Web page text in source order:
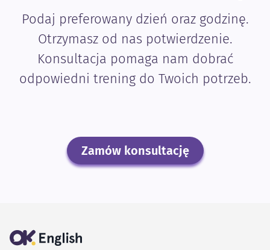
Podaj preferowany dzień oraz godzinę.
Otrzymasz od nas potwierdzenie.
Konsultacja pomaga nam dobrać
odpowiedni trening do Twoich potrzeb.
Zamów konsultację